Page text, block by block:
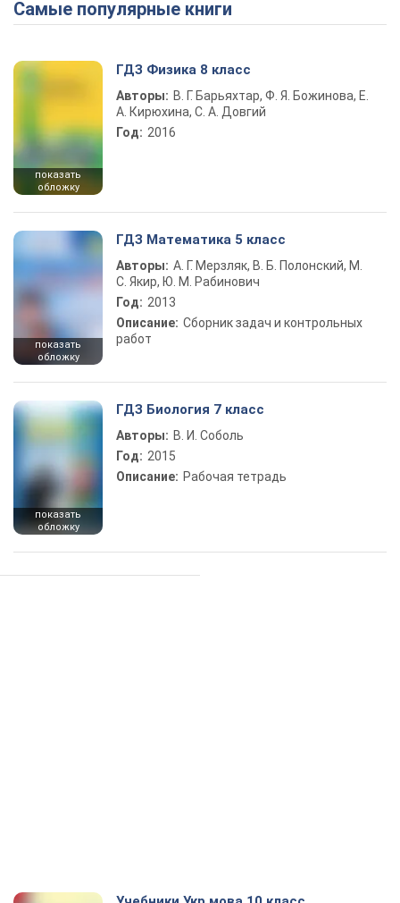
Самые популярные книги
показать
обложку
ГДЗ Физика 8 класс
Авторы: В. Г. Барьяхтар, Ф. Я. Божинова, Е.
А. Кирюхина, С. А. Довгий
Год: 2016
показать
обложку
ГДЗ Математика 5 класс
Авторы: А. Г. Мерзляк, В. Б. Полонский, М.
С. Якир, Ю. М. Рабинович
Год: 2013
Описание: Сборник задач и контрольных
работ
показать
обложку
ГДЗ Биология 7 класс
Авторы: В. И. Соболь
Год: 2015
Описание: Рабочая тетрадь